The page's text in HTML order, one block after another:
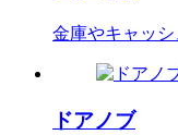
金庫やキャッ
ドアノブ